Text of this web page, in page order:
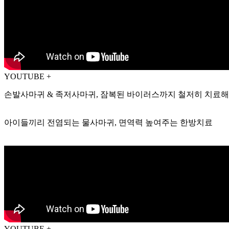
YOUTUBE +
손발사마귀 & 족저사마귀, 잠복된 바이러스까지 철저히 치료
아이들끼리 전염되는 물사마귀, 면역력 높여주는 한방치료